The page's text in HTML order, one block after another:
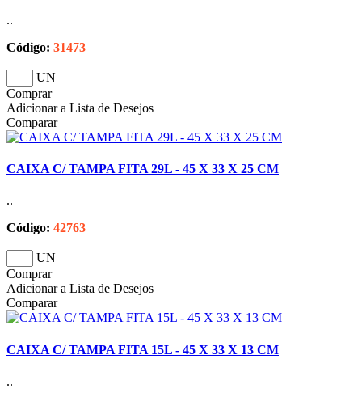
..
Código: 31473
UN
Comprar
Adicionar a Lista de Desejos
Comparar
CAIXA C/ TAMPA FITA 29L - 45 X 33 X 25 CM
..
Código: 42763
UN
Comprar
Adicionar a Lista de Desejos
Comparar
CAIXA C/ TAMPA FITA 15L - 45 X 33 X 13 CM
..